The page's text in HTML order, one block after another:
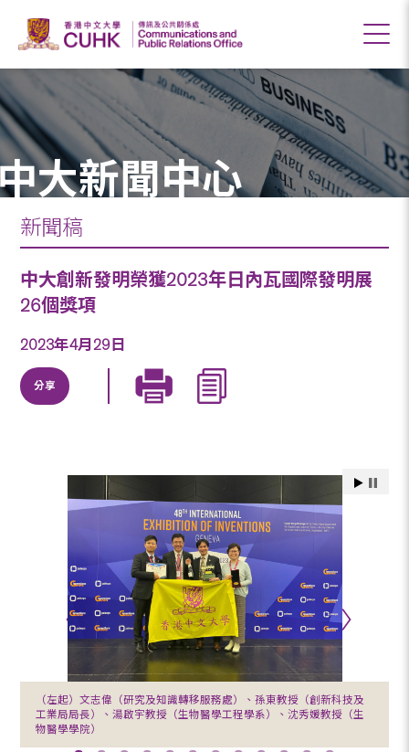
大新聞中心
新聞稿
中大創新發明榮獲2023年日內瓦國際發明展
26個獎項
2023年4月29日
分享
（左起）文志偉（研究及知識轉移服務處）、孫東教授（創新科技及
工業局局長）、湯啟宇教授（生物醫學工程學系）、沈秀媛教授（生
物醫學學院）